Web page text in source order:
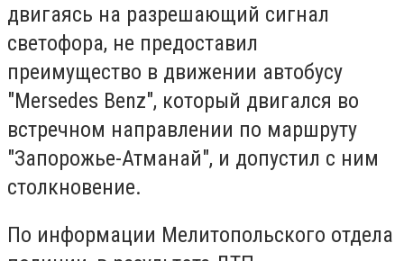
двигаясь на разрешающий сигнал
светофора, не предоставил
преимущество в движении автобусу
"Mersedes Benz", который двигался во
встречном направлении по маршруту
"Запорожье-Атманай", и допустил с ним
столкновение.
По информации Мелитопольского отдела